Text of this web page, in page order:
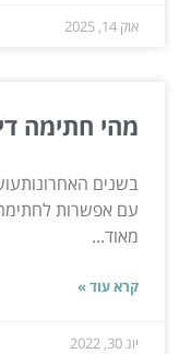
אוק 14, 2025
מהי חתימה
בשנים
עם אפשרות
מאוד...
קרא עוד »
יונ 30, 2022